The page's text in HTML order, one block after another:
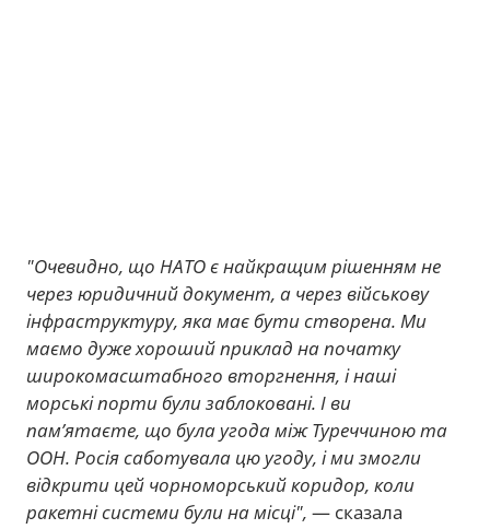
"Очевидно, що НАТО є найкращим рішенням не
через юридичний документ, а через військову
інфраструктуру, яка має бути створена. Ми
маємо дуже хороший приклад на початку
широкомасштабного вторгнення, і наші
морські порти були заблоковані. І ви
пам’ятаєте, що була угода між Туреччиною та
ООН. Росія саботувала цю угоду, і ми змогли
відкрити цей чорноморський коридор, коли
ракетні системи були на місці", — сказала